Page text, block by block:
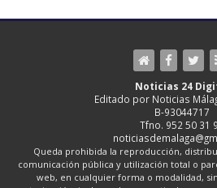
Noticias 24
Editado por Noticias
B-93044717
Tfno. 952 50 31
Queda prohibida la reproducción,
comunicación pública y utilización total o
web, en cualquier forma o modalidad,